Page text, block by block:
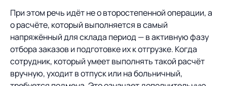
При этом речь идёт не о второстепенной операции, а
о расчёте, который выполняется в самый
напряжённый для склада период — в активную фазу
отбора заказов и подготовке их к отгрузке. Когда
сотрудник, который умеет выполнять такой расчёт
вручную, уходит в отпуск или на больничный,